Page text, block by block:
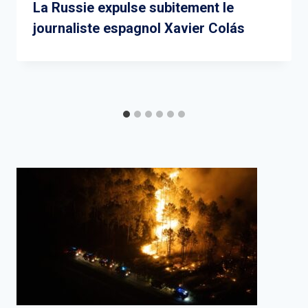
La Russie expulse subitement le
journaliste espagnol Xavier Colás